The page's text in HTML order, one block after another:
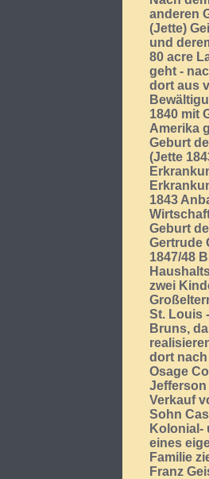
anderen
(Jette)
und
80 acre
geht -
dort aus
1840 mit
Amerika
Geburt
(Jette
1843
Geburt
Gertrude
1847/48
zwei
St. Louis
Bruns,
dort
Osage
Jefferson
Verkauf
Sohn
Kolonial-
eines
Familie
Franz